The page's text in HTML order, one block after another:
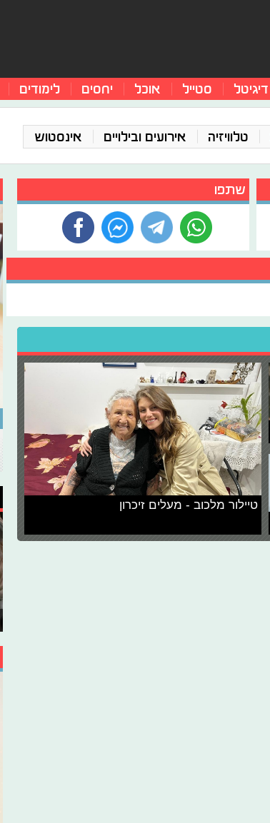
דיגיטל סטייל אוכל יחסים לימודים
טלוויזיה אירועים ובילויים אינסטוש
שתפו
טיילור מלכוב - מעלים זיכרון